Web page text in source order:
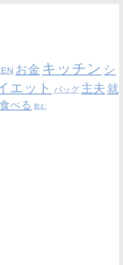
お金 キッチン シ
エット バッグ 主夫 就
食べる 飲む